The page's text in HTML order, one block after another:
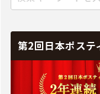
第2回日本ポステ